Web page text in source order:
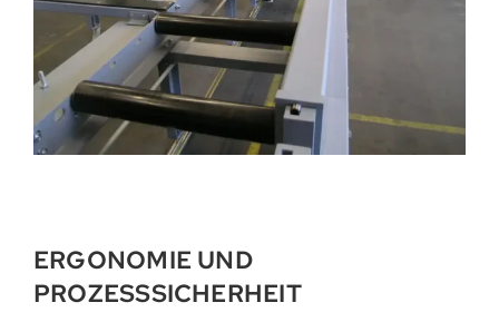
ERGONOMIE UND
PROZESSSICHERHEIT